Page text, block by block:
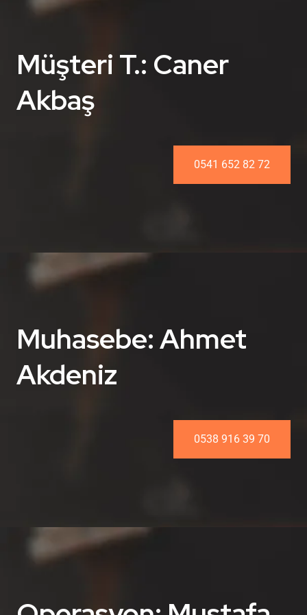
Müşteri T.: Caner
Akbaş
0541 652 82 72
Muhasebe: Ahmet
Akdeniz
0538 916 39 70